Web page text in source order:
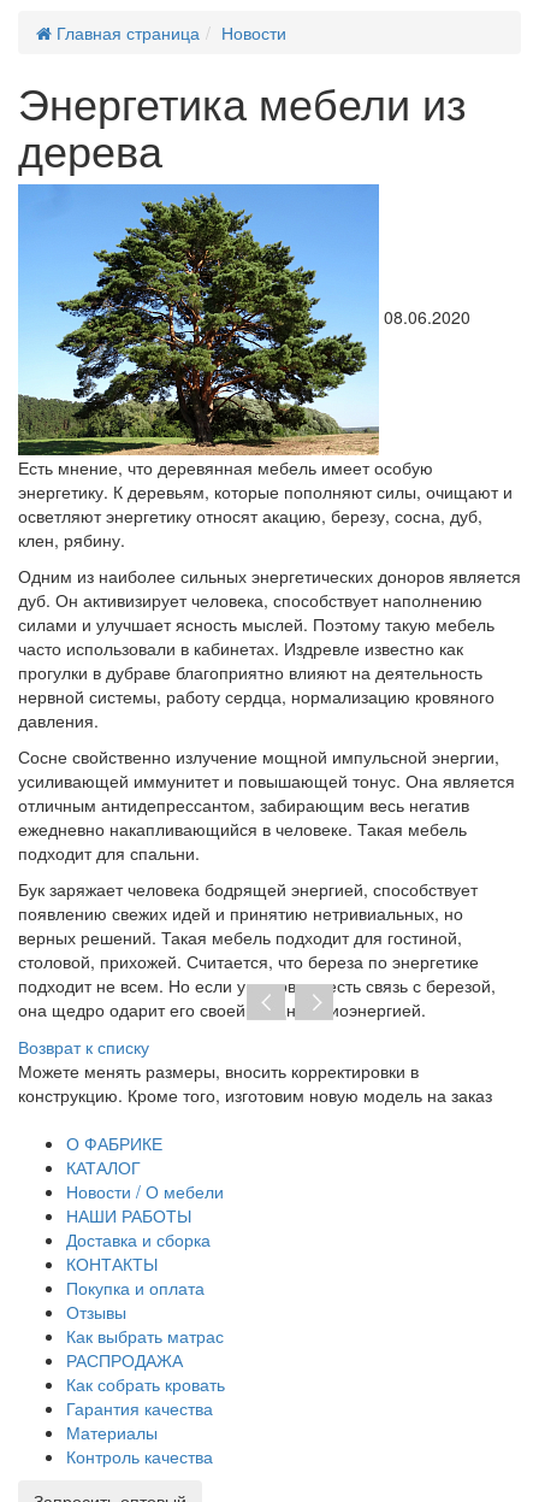
Главная страница
Новости
Энергетика мебели из
дерева
08.06.2020
Есть мнение, что деревянная мебель имеет особую
энергетику. К деревьям, которые пополняют силы, очищают и
осветляют энергетику относят акацию, березу, сосна, дуб,
клен, рябину.
Одним из наиболее сильных энергетических доноров является
дуб. Он активизирует человека, способствует наполнению
силами и улучшает ясность мыслей. Поэтому такую мебель
часто использовали в кабинетах. Издревле известно как
прогулки в дубраве благоприятно влияют на деятельность
нервной системы, работу сердца, нормализацию кровяного
давления.
Сосне свойственно излучение мощной импульсной энергии,
усиливающей иммунитет и повышающей тонус. Она является
отличным антидепрессантом, забирающим весь негатив
ежедневно накапливающийся в человеке. Такая мебель
подходит для спальни.
Бук заряжает человека бодрящей энергией, способствует
появлению свежих идей и принятию нетривиальных, но
верных решений. Такая мебель подходит для гостиной,
столовой, прихожей. Считается, что береза по энергетике
подходит не всем. Но если у человека есть связь с березой,
она щедро одарит его своей мощной биоэнергией.
Возврат к списку
При отсутствии предоплаты нет необходимости
договор на изготовление. От курьера вы получаете
О ФАБРИКЕ
КАТАЛОГ
Новости / О мебели
НАШИ РАБОТЫ
Доставка и сборка
КОНТАКТЫ
Покупка и оплата
Отзывы
Как выбрать матрас
РАСПРОДАЖА
Как собрать кровать
Гарантия качества
Материалы
Контроль качества